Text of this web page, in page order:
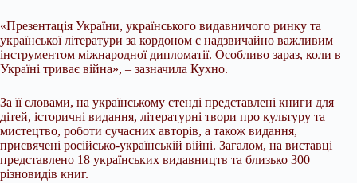
«Презентація України, українського видавничого ринку та
української літератури за кордоном є надзвичайно важливим
інструментом міжнародної дипломатії. Особливо зараз, коли в
Україні триває війна», – зазначила Кухно.
За її словами, на українському стенді представлені книги для
дітей, історичні видання, літературні твори про культуру та
мистецтво, роботи сучасних авторів, а також видання,
присвячені російсько-українській війні. Загалом, на виставці
представлено 18 українських видавництв та близько 300
різновидів книг.